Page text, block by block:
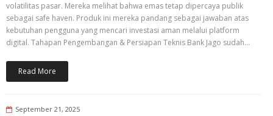
volatilitas pasar. Mereka melihat bahwa emas tetap dipercaya publik
sebagai safe haven. Produk ini mereka pandang sebagai jawaban atas
kebutuhan pengguna yang mencari investasi aman melalui platform
digital. Tahapan Pengembangan & Persiapan Teknis Bank Jago sudah…
Read More
September 21, 2025